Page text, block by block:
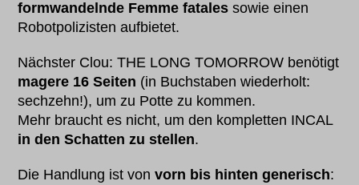
formwandelnde Femme fatales sowie einen
Robotpolizisten aufbietet.
Nächster Clou: THE LONG TOMORROW benötigt
magere 16 Seiten (in Buchstaben wiederholt:
sechzehn!), um zu Potte zu kommen.
Mehr braucht es nicht, um den kompletten INCAL
in den Schatten zu stellen.
Die Handlung ist vonvorn bis hinten generisch: